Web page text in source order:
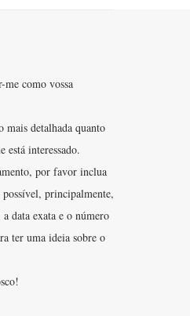
como vossa
mais detalhada quanto
está interessado.
por favor inclua
principalmente,
data exata e o número
ter uma ideia sobre o